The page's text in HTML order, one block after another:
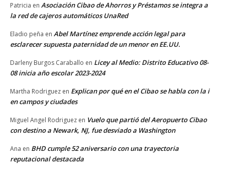
Patricia en Asociación Cibao de Ahorros y Préstamos se integra a
la red de cajeros automáticos UnaRed
Eladio peña en Abel Martínez emprende acción legal para
esclarecer supuesta paternidad de un menor en EE.UU.
Darleny Burgos Caraballo en Licey al Medio: Distrito Educativo 08-
08 inicia año escolar 2023-2024
Martha Rodriguez en Explican por qué en el Cibao se habla con la i
en campos y ciudades
Miguel Angel Rodriguez en Vuelo que partió del Aeropuerto Cibao
con destino a Newark, NJ, fue desviado a Washington
Ana en BHD cumple 52 aniversario con una trayectoria
reputacional destacada